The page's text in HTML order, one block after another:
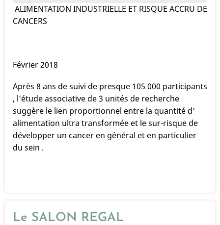
ALIMENTATION
ALIMENTATION INDUSTRIELLE ET RISQUE ACCRU DE
CANCERS
Février 2018
Après 8 ans de suivi de presque 105 000 participants
, l'étude associative de 3 unités de recherche
suggère le lien proportionnel entre la quantité d'
alimentation ultra transformée et le sur-risque de
développer un cancer en général et en particulier
du sein .
Le SALON REGAL